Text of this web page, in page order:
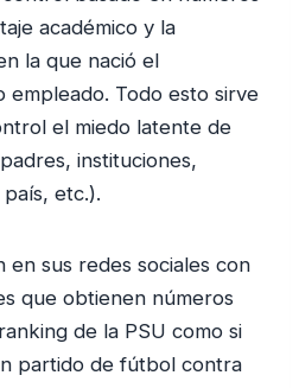
académico y la
la que nació el
Todo esto sirve
el miedo latente de
instituciones,
etc.).
en sus redes sociales con
que obtienen números
de la PSU como si
partido de fútbol contra